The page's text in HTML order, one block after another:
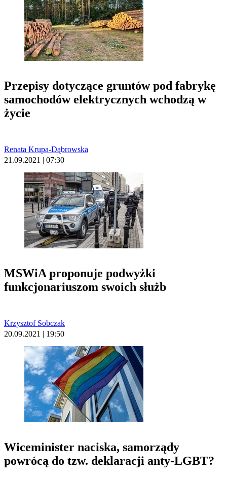
Przepisy dotyczące gruntów pod fabrykę
samochodów elektrycznych wchodzą w
życie
Renata Krupa-Dąbrowska
21.09.2021 | 07:30
MSWiA proponuje podwyżki
funkcjonariuszom swoich służb
Krzysztof Sobczak
20.09.2021 | 19:50
Wiceminister naciska, samorządy
powrócą do tzw. deklaracji anty-LGBT?